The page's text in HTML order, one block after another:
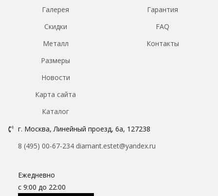
Галерея
Скидки
Металл
Размеры
Новости
Гарантия
FAQ
Контакты
Карта сайта
Каталог
г. Москва, Линейный проезд, 6а, 127238
8 (495) 00-67-234 diamant.estet@yandex.ru
Ежедневно
с 9:00 до 22:00